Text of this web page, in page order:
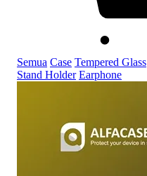
Semua Case Tempered Glass
Stand Holder Earphone